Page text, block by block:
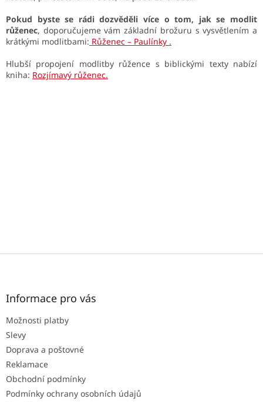
Pokud byste se rádi dozvěděli více o tom, jak se modlit
růženec, doporučujeme vám základní brožuru s vysvětlením a
krátkými modlitbami: Růženec – Paulínky .
Hlubší propojení modlitby růžence s biblickými texty nabízí
kniha: Rozjímavý růženec.
Z
Informace pro vás
Možnosti platby
Slevy
Doprava a poštovné
Reklamace
Obchodní podmínky
Podmínky ochrany osobních údajů